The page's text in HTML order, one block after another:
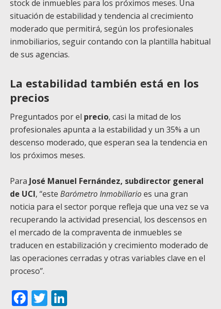
stock de inmuebles para los próximos meses. Una
situación de estabilidad y tendencia al crecimiento
moderado que permitirá, según los profesionales
inmobiliarios, seguir contando con la plantilla habitual
de sus agencias.
La estabilidad también está en los
precios
Preguntados por el precio, casi la mitad de los
profesionales apunta a la estabilidad y un 35% a un
descenso moderado, que esperan sea la tendencia en
los próximos meses.
Para José Manuel Fernández, subdirector general
de UCI, “este Barómetro Inmobiliarioes una gran
noticia para el sector porque refleja que una vez se va
recuperando la actividad presencial, los descensos en
el mercado de la compraventa de inmuebles se
traducen en estabilización y crecimiento moderado de
las operaciones cerradas y otras variables clave en el
proceso”.
Facebook
Twitter